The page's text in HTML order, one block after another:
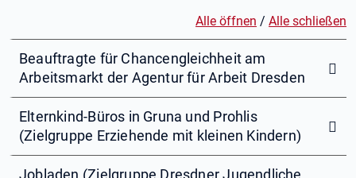
Alle öffnen / Alle schließen
Beauftragte für Chancengleichheit am
Arbeitsmarkt der Agentur für Arbeit Dresden
Elternkind-Büros in Gruna und Prohlis
(Zielgruppe Erziehende mit kleinen Kindern)
Jobladen (Zielgruppe Dresdner Jugendliche